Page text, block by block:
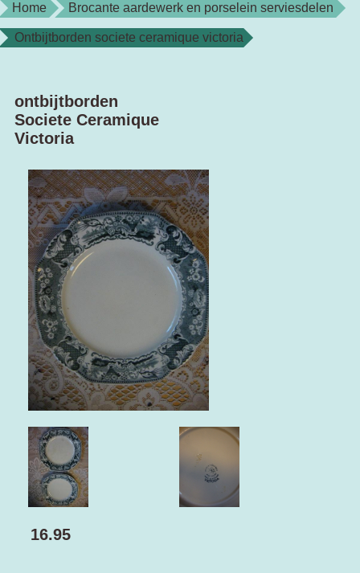
Home Brocante aardewerk en porselein serviesdelen
Ontbijtborden societe ceramique victoria
ontbijtborden
Societe Ceramique
Victoria
16.95